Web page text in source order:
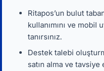
Ritapos’un bulut
kullanımını ve mobil
tanırsınız.
Destek talebi
satın alma ve